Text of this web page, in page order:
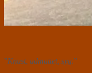
”Knust, udmattet, syg.”